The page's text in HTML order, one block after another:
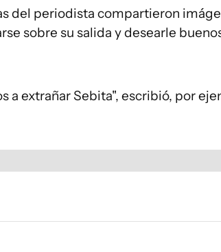
del periodista compartieron
sobre su salida y desearle
a extrañar Sebita", escribió, por